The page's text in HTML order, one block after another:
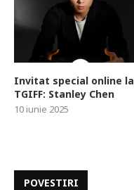
Invitat special online la
TGIFF: Stanley Chen
10 iunie 2025
POVESTIRI